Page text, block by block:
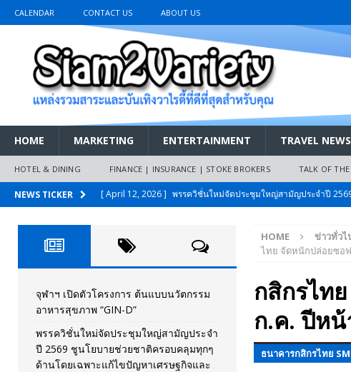
CALENDAR CONTACT US ABOUT US
HOME MARKETING ENTERTAINMENT TRAVEL NEWS
HOTEL & DINING FINANCE | INSURANCE | STOKE BROKERS TALK OF
NEWS TICKER [ April 12, 2026 ] พรรควิชั่นใหม่จัดประชุมใหญ่สามัญประจำปี
[ March 26, 2026 ]
เริ่มแล้วงานมหกรรมยานยนต์ The 47th
เมย.2569
AUTO NEWS
[ February 10, 2026 ] นครปฐมส้มไม่แผ่ว แต่บ้านใหญ่ผนึกกำลัง สกั
วันที่สายอนุรักษ์นิยมเลิกรบกันเอง
PR NEWS
[ November 26, 2025 ] i-Motor เปิดตัว BREEZE ปักธงผู้นำ EV
[ April 30, 2026 ] จุฬาฯ เปิดตัวโครงการ ต้นแบบนวัตกรรมอาหารสุ
HOME ข่าวทั่วไ
ไทย จัดหนักปล่อยซอ
กสิกรไท
ก.ค. ปีหน้
ธนาคารกสิกรไทย
จุฬาฯ เปิดตัวโครงการ ต้นแบบนวัตกรรม
อาหารสุขภาพ “GIN-D”
พรรควิชั่นใหม่จัดประชุมใหญ่สามัญประจำ
ปี 2569 ชูนโยบายช่วยชาติครอบคลุมทุกๆ
ด้านโดยเฉพาะแก้ไขปัญหาเศรษฐกิจและ